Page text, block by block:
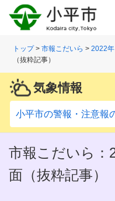
トップ>市報こだいら >2022年
（抜粋記事）
気象情報
小平市の警報・注意報
市報こだいら：
面（抜粋記事）